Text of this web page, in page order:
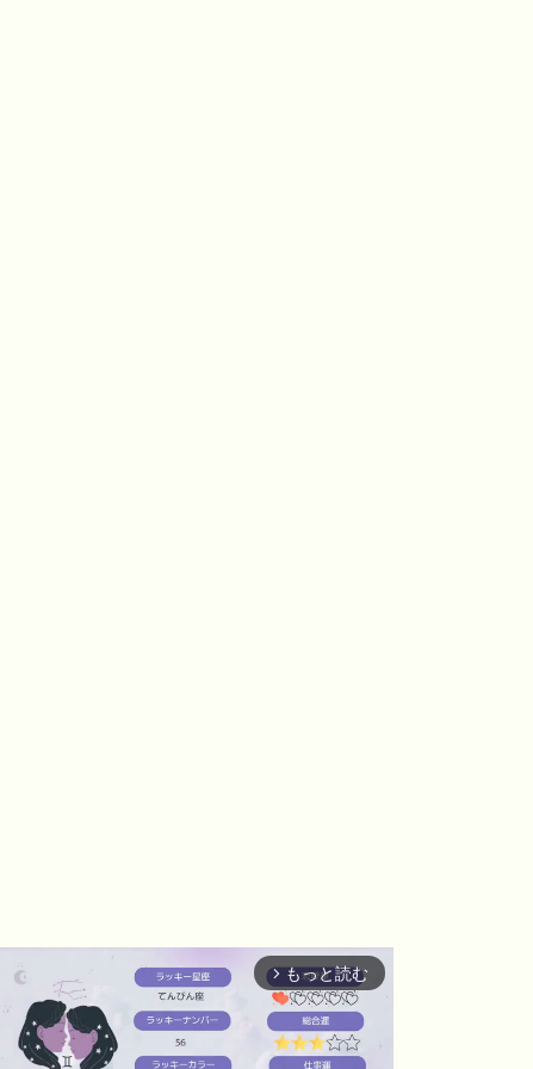
arrow_forward_ios もっと読む